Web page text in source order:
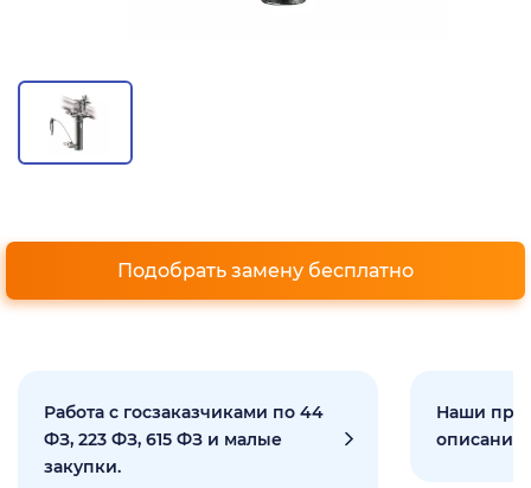
Подобрать замену бесплатно
Работа с госзаказчиками по 44
ФЗ, 223 ФЗ, 615 ФЗ и малые
закупки.
Наши